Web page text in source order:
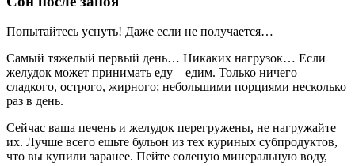
Попытайтесь уснуть! Даже если не получается…
Самый тяжелый первый день… Никаких нагрузок… Если
желудок может принимать еду – едим. Только ничего
сладкого, острого, жирного; небольшими порциями несколько
раз в день.
Сейчас ваша печень и желудок перегружены, не нагружайте
их. Лучше всего ешьте бульон из тех куриных субпродуктов,
что вы купили заранее. Пейте соленую минеральную воду,